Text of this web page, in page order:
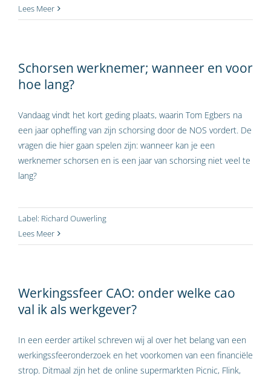
Lees Meer
Schorsen werknemer; wanneer en voor
hoe lang?
Vandaag vindt het kort geding plaats, waarin Tom Egbers na
een jaar opheffing van zijn schorsing door de NOS vordert. De
vragen die hier gaan spelen zijn: wanneer kan je een
werknemer schorsen en is een jaar van schorsing niet veel te
lang?
Label: Richard Ouwerling
Lees Meer
Werkingssfeer CAO: onder welke cao
val ik als werkgever?
In een eerder artikel schreven wij al over het belang van een
werkingssfeeronderzoek en het voorkomen van een financiële
strop. Ditmaal zijn het de online supermarkten Picnic, Flink,